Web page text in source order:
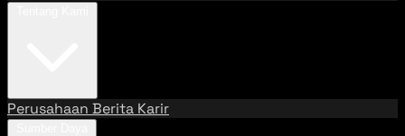
Perusahaan Berita Karir